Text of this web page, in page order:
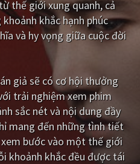
Gia đình
Lịch sử
DramaTV
Trung Quốc - Hồng Kông
thế giới xung quanh, cả
khắc hạnh phúc
và hy vọng giữa cuộc đời
giả sẽ có cơ hội thưởng
trải nghiệm xem phim
sắc nét và nội dung đầy
mang đến những tình tiết
bước vào một thế giới
khoảnh khắc đều được tái